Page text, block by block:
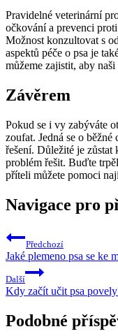
Pravidelné veterinární
očkování a prevenci
Možnost konzultovat s
aspektů péče o psa je
můžeme zajistit, aby
Závěrem
Pokud se i vy zabýváte
zoufat. Jedná se o
řešení. Důležité je
problém řešit. Buďte
příteli můžete pomoci
Navigace pro
Předchozí
Jaké plemeno psa se ke
Další
Kdy začít učit psa
Podobné